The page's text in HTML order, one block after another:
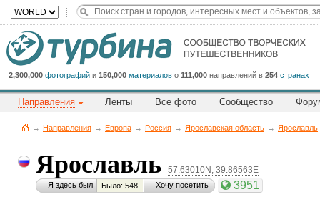
2,300,000 фотографий и 150,000 материалов о 111,000 направлений в 254 странах
Направления Ленты Все фото Сообщество
→ Направления → Европа → Россия → Ярославская область → Ярославль
Ярославль 57.63010N, 39.86563E
Я здесь был Было: 548 Хочу посетить 3951
Cейчас
на
сайте:
Title
Button